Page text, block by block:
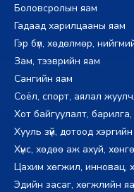
Боловсролын яам
Гадаад харилцааны яам
Гэр бүл, хөдөлмөр,
Зам, тээврийн яам
Сангийн яам
Соёл, спорт, аялал
Хот байгуулалт,
Хууль зүй, дотоод
Хүнс, хөдөө аж ахуй,
Цахим хөгжил, инновац,
Эдийн засаг, хөгжлийн